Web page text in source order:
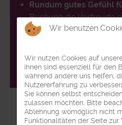
Rundum gutes Gefühl
Buchung die Vorfreude
Mail uns an
eineWhatsApp Nachricht.
Wir benutzen
Wir nutzen Cookies auf
ihnen sind essenziell für den
während andere uns helfen,
Nutzererfahrung zu
Sie können selbst
zulassen möchten. Bitte
Ablehnung womöglich nicht
Funktionalitäten der Seite zur